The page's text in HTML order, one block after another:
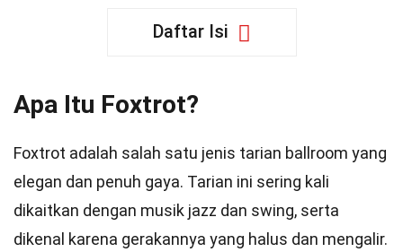
Daftar Isi
Apa Itu Foxtrot?
Foxtrot adalah salah satu jenis tarian ballroom yang
elegan dan penuh gaya. Tarian ini sering kali
dikaitkan dengan musik jazz dan swing, serta
dikenal karena gerakannya yang halus dan mengalir.